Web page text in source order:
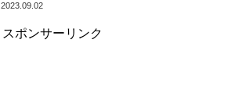
2023.09.02
スポンサーリンク